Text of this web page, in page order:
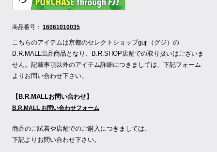
商品番号： 16061010035
こちらのアイテムは京都のセレクトショップguji（グジ）の
B.R.MALL出品商品となり、B.R.SHOP店舗での取り扱いはございま
せん。記載事項以外のアイテム詳細につきましては、下記フォーム
よりお問い合わせ下さい。
【B.R.MALLお問い合わせ】
B.R.MALL お問い合わせフォーム
商品のご試着や店舗でのご購入につきましては、
下記よりお問い合わせ下さい。